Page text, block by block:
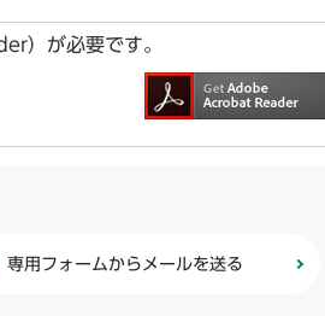
）が必要です。
専用フォームからメールを送る